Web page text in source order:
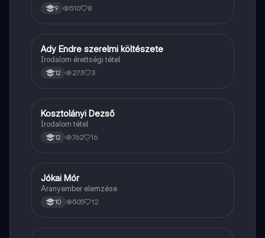
9 510 8
Magyar
Ady Endre szerelmi költészete
Irodalom érettségi tétel
12 273 3
Magyar
Kosztolányi Dezső
Irodalom tétel
12 762 16
Magyar
Jókai Mór
Aranyember elemzése
10 505 12